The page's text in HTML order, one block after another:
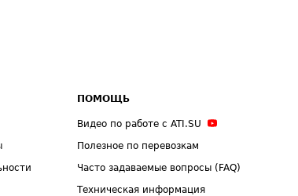
ПОМОЩЬ
Видео по работе с ATI.SU
Полезное по перевозкам
Часто задаваемые вопросы (FAQ)
Техническая информация